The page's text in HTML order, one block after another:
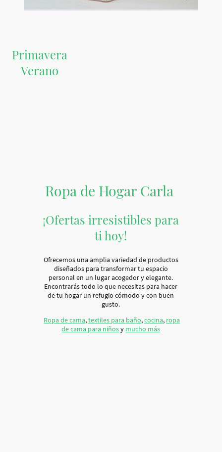
Primavera
Verano
Ropa de Hogar Carla
¡Ofertas irresistibles para
ti hoy!
Ofrecemos una amplia variedad de productos
diseñados para transformar tu espacio
personal en un lugar acogedor y elegante.
Encontrarás todo lo que necesitas para hacer
de tu hogar un refugio cómodo y con buen
gusto.
Ropa de cama,textiles para baño,cocina, ropa
de cama para niñosy mucho más